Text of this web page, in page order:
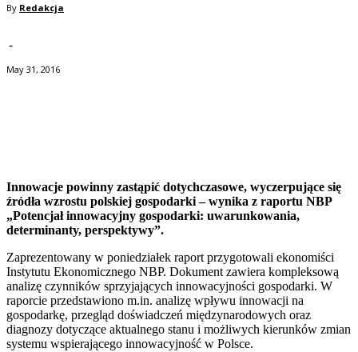
By Redakcja
-
May 31, 2016
Innowacje powinny zastąpić dotychczasowe, wyczerpujące się
źródła wzrostu polskiej gospodarki – wynika z raportu NBP
„Potencjał innowacyjny gospodarki: uwarunkowania,
determinanty, perspektywy”.
Zaprezentowany w poniedziałek raport przygotowali ekonomiści
Instytutu Ekonomicznego NBP. Dokument zawiera kompleksową
analizę czynników sprzyjających innowacyjności gospodarki. W
raporcie przedstawiono m.in. analizę wpływu innowacji na
gospodarkę, przegląd doświadczeń międzynarodowych oraz
diagnozy dotyczące aktualnego stanu i możliwych kierunków zmian
systemu wspierającego innowacyjność w Polsce.